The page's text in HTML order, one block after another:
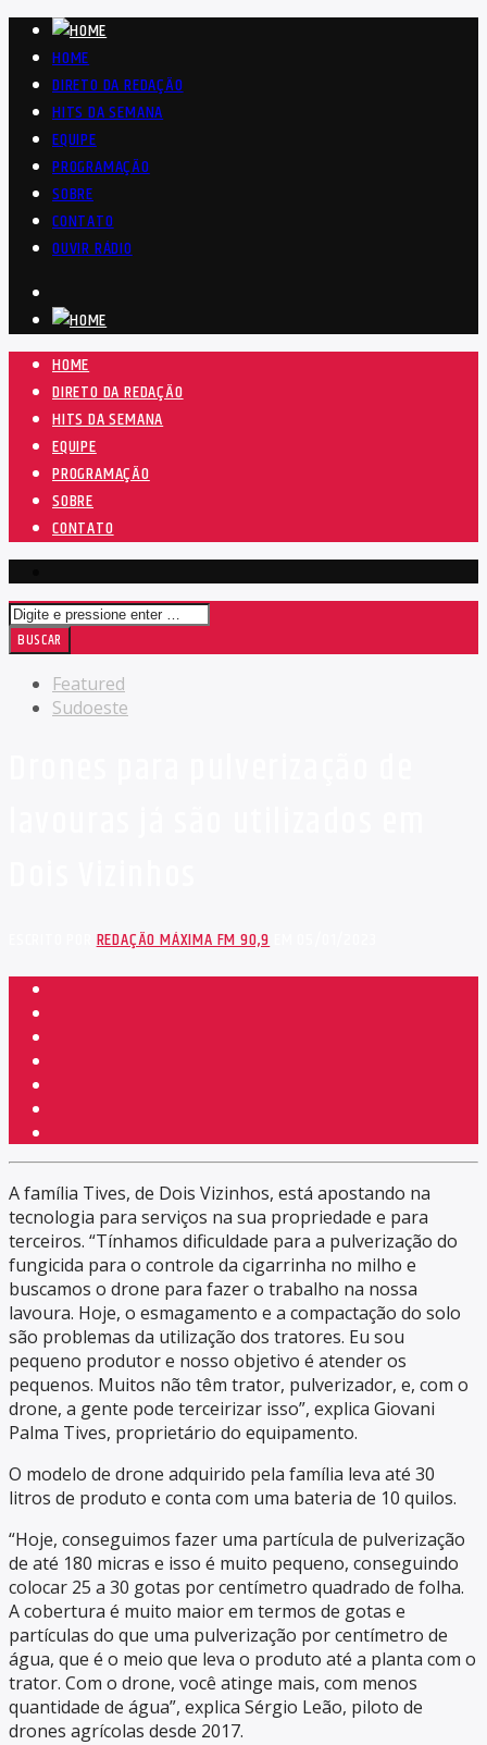
HOME
DIRETO DA REDAÇÃO
HITS DA SEMANA
EQUIPE
PROGRAMAÇÃO
SOBRE
CONTATO
OUVIR RÁDIO
HOME
DIRETO DA REDAÇÃO
HITS DA SEMANA
EQUIPE
PROGRAMAÇÃO
SOBRE
CONTATO
Featured
Sudoeste
ESCRITO PORREDAÇÃO MÁXIMA FM 90,9EM 05/01/2023
A família Tives, de Dois Vizinhos, está apostando na
tecnologia para serviços na sua propriedade e para
terceiros. “Tínhamos dificuldade para a pulverização do
fungicida para o controle da cigarrinha no milho e
buscamos o drone para fazer o trabalho na nossa
lavoura. Hoje, o esmagamento e a compactação do solo
são problemas da utilização dos tratores. Eu sou
pequeno produtor e nosso objetivo é atender os
pequenos. Muitos não têm trator, pulverizador, e, com o
drone, a gente pode terceirizar isso”, explica Giovani
Palma Tives, proprietário do equipamento.
O modelo de drone adquirido pela família leva até 30
litros de produto e conta com uma bateria de 10 quilos.
“Hoje, conseguimos fazer uma partícula de pulverização
de até 180 micras e isso é muito pequeno, conseguindo
colocar 25 a 30 gotas por centímetro quadrado de folha.
A cobertura é muito maior em termos de gotas e
partículas do que uma pulverização por centímetro de
água, que é o meio que leva o produto até a planta com o
trator. Com o drone, você atinge mais, com menos
quantidade de água”, explica Sérgio Leão, piloto de
drones agrícolas desde 2017.